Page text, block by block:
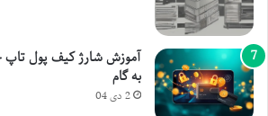
آموزش شارژ کیف پول تاپ
به گام
2 دی 04